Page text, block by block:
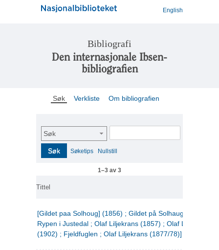
English
Bibliografi
Den internasjonale Ibsen-
bibliografien
Søk Verkliste Om bibliografien
Søk
Søk Søketips Nullstill
1–3 av 3
Tittel
[Gildet paa Solhoug] (1856) ; Gildet på Solhaug (1883) ;
Rypen i Justedal ; Olaf Liljekrans (1857) ; Olaf Liljekrans
(1902) ; Fjeldfuglen ; Olaf Liljekrans (1877/78)]